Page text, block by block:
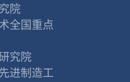
院
全国重点
究院
进制造工